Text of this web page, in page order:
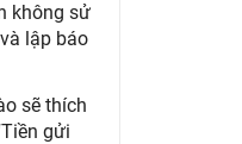
không sử
lập báo
sẽ thích
gửi